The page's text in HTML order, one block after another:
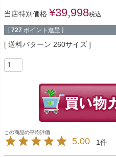
当店特別価格 ¥39,998税込
[ 727 ポイント進呈 ]
送料パターン 260サイズ
5.00 1